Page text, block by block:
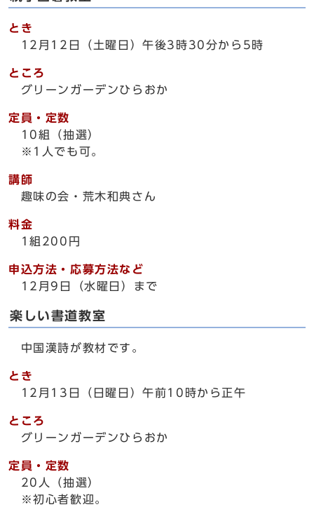
とき
12月12日（土曜日）午後3時30分から5時
ところ
グリーンガーデンひらおか
定員・定数
10組（抽選）
※1人でも可。
講師
趣味の会・荒木和典さん
料金
1組200円
申込方法・応募方法など
12月9日（水曜日）まで
楽しい書道教室
中国漢詩が教材です。
とき
12月13日（日曜日）午前10時から正午
ところ
グリーンガーデンひらおか
定員・定数
20人（抽選）
※初心者歓迎。